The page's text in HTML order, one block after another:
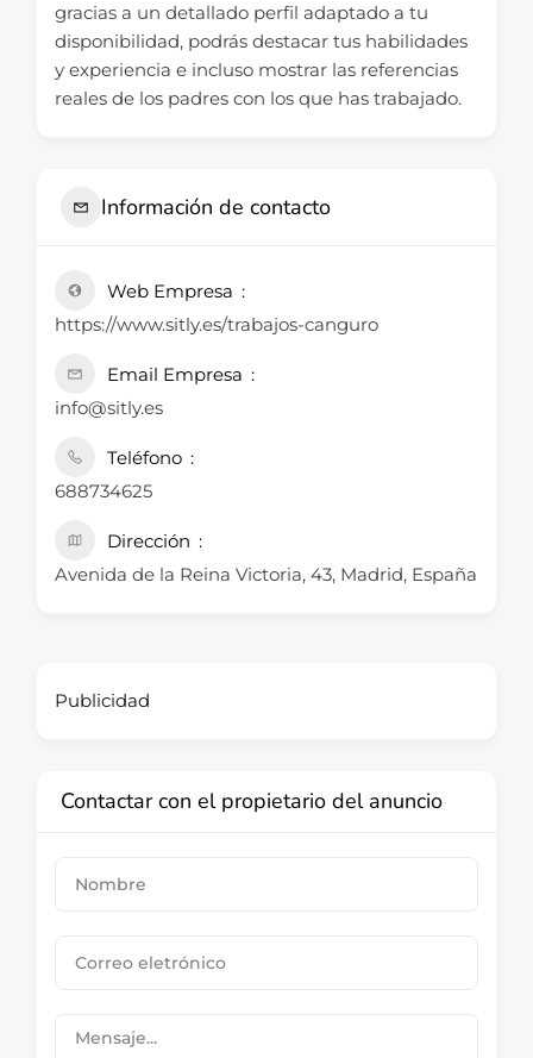
gracias a un detallado perfil adaptado a tu
disponibilidad, podrás destacar tus habilidades
y experiencia e incluso mostrar las referencias
reales de los padres con los que has trabajado.
Información de contacto
Web Empresa
https://www.sitly.es/trabajos-canguro
Email Empresa
info@sitly.es
Teléfono
688734625
Dirección
Avenida de la Reina Victoria, 43, Madrid, España
Publicidad
Contactar con el propietario del anuncio